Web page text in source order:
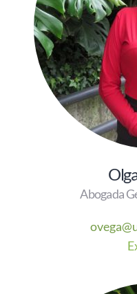
Abogada
E